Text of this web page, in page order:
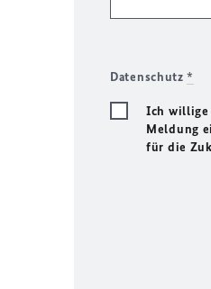
Datenschutz*
Ich willige
Meldung
für die